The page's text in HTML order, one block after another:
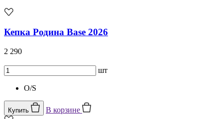
Кепка Родина Base 2026
2 290
шт
O/S
Купить В корзине